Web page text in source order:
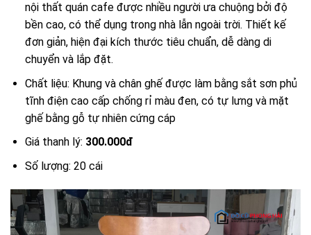
nội thất quán cafe được nhiều người ưa chuộng bởi độ
bền cao, có thể dụng trong nhà lẫn ngoài trời. Thiết kế
đơn giản, hiện đại kích thước tiêu chuẩn, dễ dàng di
chuyển và lắp đặt.
Chất liệu: Khung và chân ghế được làm bằng sắt sơn phủ
tĩnh điện cao cấp chống rỉ màu đen, có tự lưng và mặt
ghế bằng gỗ tự nhiên cứng cáp
Giá thanh lý: 300.000đ
Số lượng: 20 cái